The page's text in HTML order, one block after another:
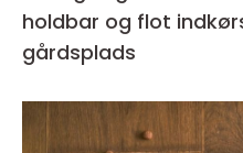
holdbar og flot
gårdsplads